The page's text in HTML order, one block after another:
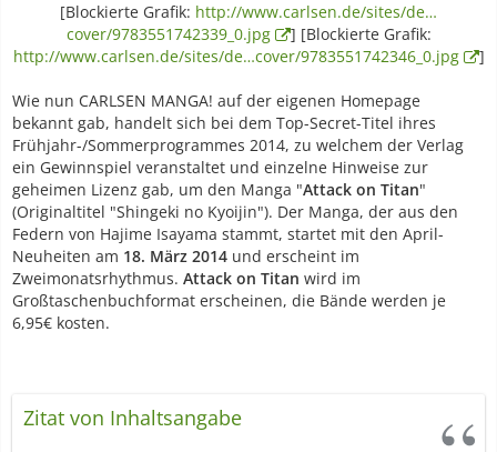
[Blockierte Grafik: http://www.carlsen.de/sites/de…
cover/9783551742339_0.jpg
] [Blockierte Grafik:
http://www.carlsen.de/sites/de…cover/9783551742346_0.jpg
]
Wie nun CARLSEN MANGA! auf der eigenen Homepage
bekannt gab, handelt sich bei dem Top-Secret-Titel ihres
Frühjahr-/Sommerprogrammes 2014, zu welchem der Verlag
ein Gewinnspiel veranstaltet und einzelne Hinweise zur
geheimen Lizenz gab, um den Manga "Attack on Titan"
(Originaltitel "Shingeki no Kyoijin"). Der Manga, der aus den
Federn von Hajime Isayama stammt, startet mit den April-
Neuheiten am 18. März 2014 und erscheint im
Zweimonatsrhythmus. Attack on Titan wird im
Großtaschenbuchformat erscheinen, die Bände werden je
6,95€ kosten.
Zitat von Inhaltsangabe